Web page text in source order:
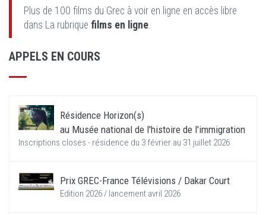
Plus de 100 films du Grec à voir en ligne en accès libre
dans La rubrique films en ligne.
APPELS EN COURS
Résidence Horizon(s)
au Musée national de l'histoire de l'immigration
Inscriptions closes - résidence du 3 février au 31 juillet 2026
Prix GREC-France Télévisions / Dakar Court
Edition 2026 / lancement avril 2026